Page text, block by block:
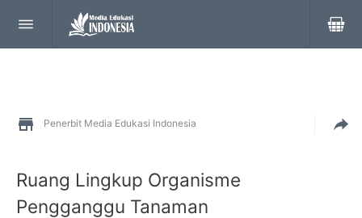
Penerbit Media Edukasi Indonesia
Ruang Lingkup Organisme
Pengganggu Tanaman